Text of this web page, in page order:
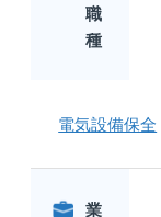
職
種
電気設備保全
業